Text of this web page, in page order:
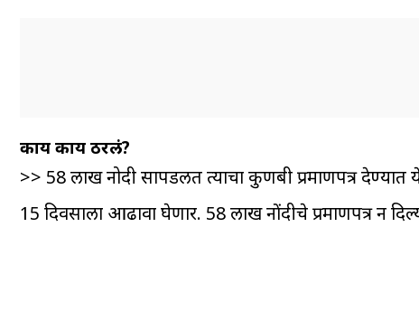
काय काय ठरलं?
>> 58 लाख नोदी सापडलत त्याचा कुणबी प्रमाणपत्र देण्यात
15 दिवसाला आढावा घेणार. 58 लाख नोंदीचे प्रमाणपत्र न